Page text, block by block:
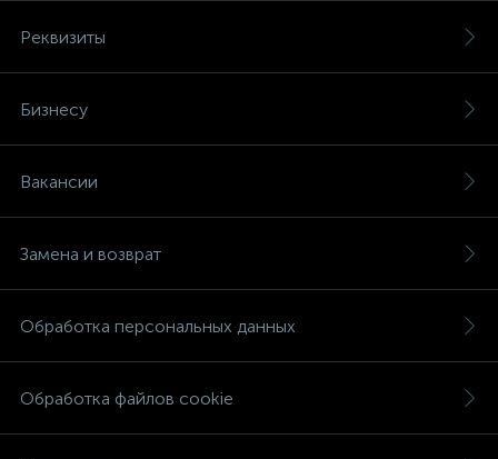
Реквизиты
Бизнесу
Вакансии
Замена и возврат
Обработка персональных данных
Обработка файлов cookie